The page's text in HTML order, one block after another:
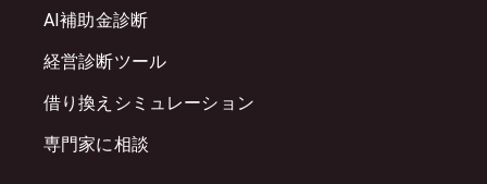
AI補助金診断
経営診断ツール
借り換えシミュレーション
専門家に相談